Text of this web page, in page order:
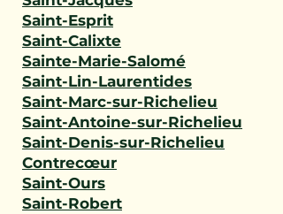
Saint-Esprit
Saint-Calixte
Sainte-Marie-Salomé
Saint-Lin-Laurentides
Saint-Marc-sur-Richelieu
Saint-Antoine-sur-Richelieu
Saint-Denis-sur-Richelieu
Contrecœur
Saint-Ours
Saint-Robert